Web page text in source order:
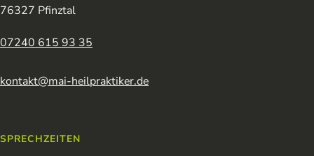
76327 Pfinztal
07240 615 93 35
kontakt@mai-heilpraktiker.de
SPRECHZEITEN